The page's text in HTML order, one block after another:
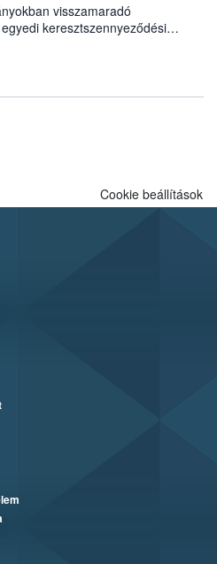
visszamaradó
keresztszennyeződési
vonatkozó analitikai
EU rendelet.
Cookie beállítások